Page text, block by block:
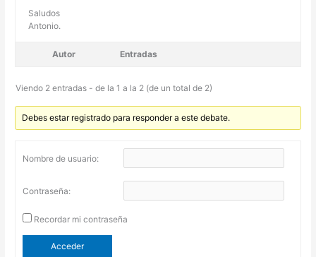
Saludos
Antonio.
Autor Entradas
Viendo 2 entradas - de la 1 a la 2 (de un total de 2)
Debes estar registrado para responder a este debate.
Nombre de usuario:
Contraseña:
Recordar mi contraseña
Acceder